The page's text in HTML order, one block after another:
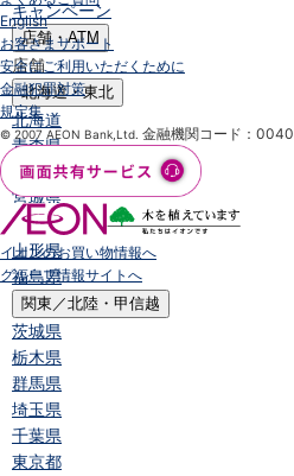
キャンペーン
店舗・ATM
店舗
北海道・東北
北海道
青森県
岩手県
宮城県
秋田県
山形県
福島県
関東／北陸・甲信越
茨城県
栃木県
群馬県
埼玉県
千葉県
東京都
English
お客さまサポート
安全にご利用いただくために
金融犯罪対策
規定集
© 2007 AEON Bank,Ltd. 金融機関コード：0040
イオンのお買い物情報へ
グループ情報サイトへ